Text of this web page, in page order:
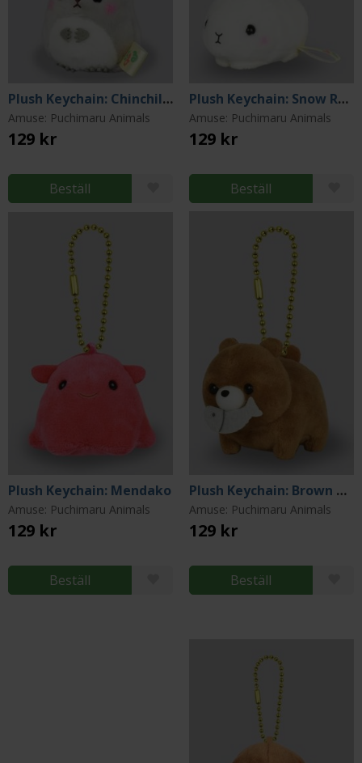
Plush Keychain: Chinchilla
Amuse: Puchimaru Animals
129 kr
Beställ
Plush Keychain: Snow Rabbit
Amuse: Puchimaru Animals
129 kr
Beställ
Plush Keychain: Mendako
Amuse: Puchimaru Animals
129 kr
Beställ
Plush Keychain: Brown Bear
Amuse: Puchimaru Animals
129 kr
Beställ